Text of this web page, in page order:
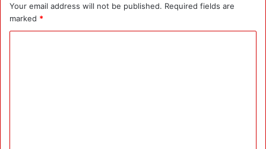
Your email address will not be published. Required fields are
marked *